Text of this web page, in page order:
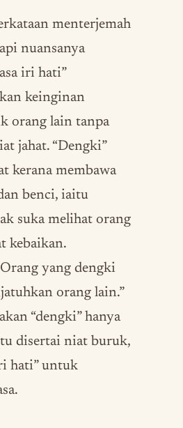
menterjemah
nuansanya
iri hati”
keinginan
orang lain tanpa
jahat. “Dengki”
kerana membawa
benci, iaitu
suka melihat orang
kebaikan.
yang dengki
orang lain.”
“dengki” hanya
disertai niat buruk,
hati” untuk